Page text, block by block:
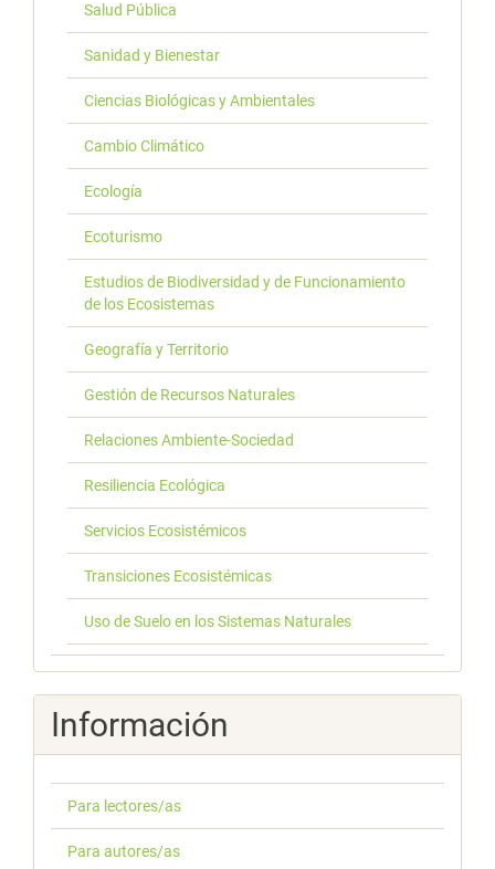
Salud Pública
Sanidad y Bienestar
Ciencias Biológicas y Ambientales
Cambio Climático
Ecología
Ecoturismo
Estudios de Biodiversidad y de Funcionamiento
de los Ecosistemas
Geografía y Territorio
Gestión de Recursos Naturales
Relaciones Ambiente-Sociedad
Resiliencia Ecológica
Servicios Ecosistémicos
Transiciones Ecosistémicas
Uso de Suelo en los Sistemas Naturales
Información
Para lectores/as
Para autores/as